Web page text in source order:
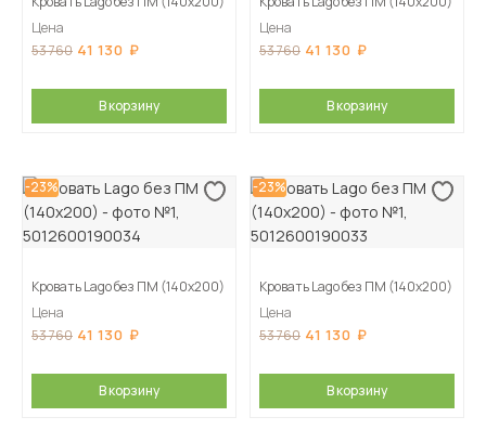
Цена
53 760 41 130
В корзину
Цена
53 760 41 130
В корзину
-23%
Кровать Lago без ПМ (140х200)
Цена
53 760 41 130
В корзину
-23%
Кровать Lago без ПМ (140х200)
Цена
53 760 41 130
В корзину